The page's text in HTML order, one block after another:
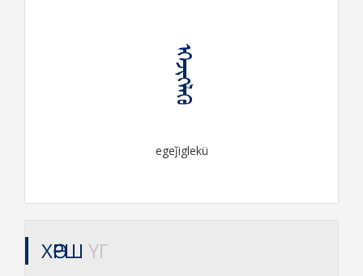
ᠡᠭᠡᠵᠢᠭᠯᠡᠬᠦ
egeǰiglekü
ХӨРШ ҮГ